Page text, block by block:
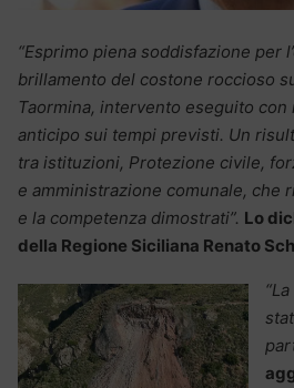
“Esprimo piena soddisfazione per
brillamento del costone roccioso
Taormina, intervento eseguito
anticipo sui tempi previsti. Un
tra istituzioni, Protezione civile,
e amministrazione comunale, che
e la competenza dimostrati”. Lo
della Regione Siciliana Renato